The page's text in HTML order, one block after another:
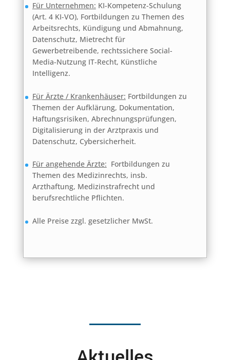
Für Unternehmen: KI-Kompetenz-Schulung
(Art. 4 KI-VO), Fortbildungen zu Themen des
Arbeitsrechts, Kündigung und Abmahnung,
Datenschutz, Mietrecht für
Gewerbetreibende, rechtssichere Social-
Media-Nutzung IT-Recht, Künstliche
Intelligenz.
Für Ärzte / Krankenhäuser: Fortbildungen zu
Themen der Aufklärung, Dokumentation,
Haftungsrisiken, Abrechnungsprüfungen,
Digitalisierung in der Arztpraxis und
Datenschutz, Cybersicherheit.
Für angehende Ärzte: Fortbildungen zu
Themen des Medizinrechts, insb.
Arzthaftung, Medizinstrafrecht und
berufsrechtliche Pflichten.
Alle Preise zzgl. gesetzlicher MwSt.